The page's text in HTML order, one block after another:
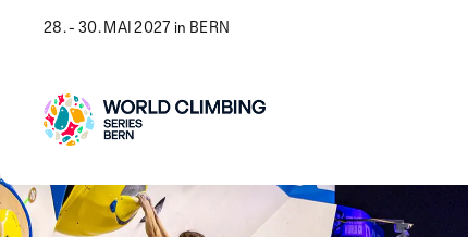
28. - 30. MAI 2027 in BERN